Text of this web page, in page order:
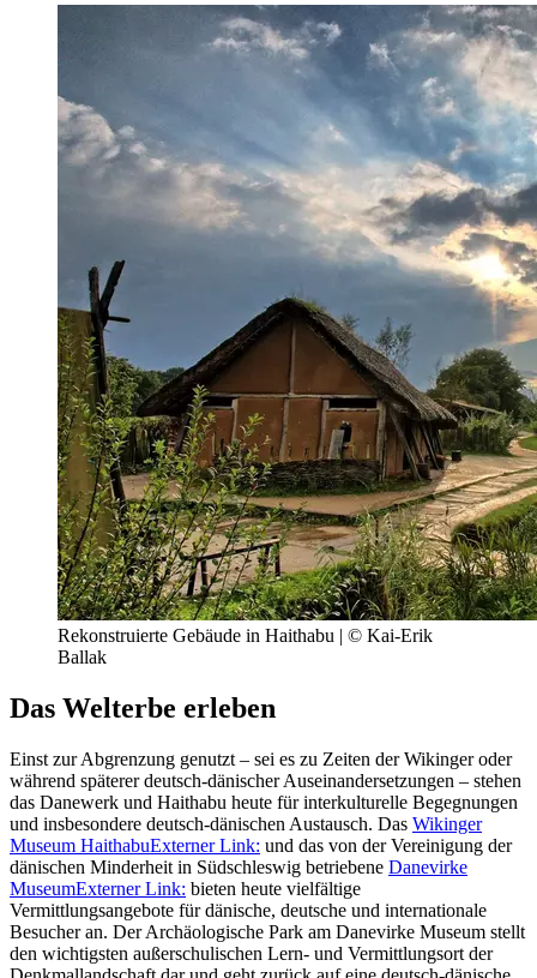
Rekonstruierte Gebäude in Haithabu | © Kai-Erik
Ballak
Das Welterbe erleben
Einst zur Abgrenzung genutzt – sei es zu Zeiten der Wikinger oder
während späterer deutsch-dänischer Auseinandersetzungen – stehen
das Danewerk und Haithabu heute für interkulturelle Begegnungen
und insbesondere deutsch-dänischen Austausch. Das Wikinger
Museum HaithabuExterner Link: und das von der Vereinigung der
dänischen Minderheit in Südschleswig betriebene Danevirke
MuseumExterner Link: bieten heute vielfältige
Vermittlungsangebote für dänische, deutsche und internationale
Besucher an. Der Archäologische Park am Danevirke Museum stellt
den wichtigsten außerschulischen Lern- und Vermittlungsort der